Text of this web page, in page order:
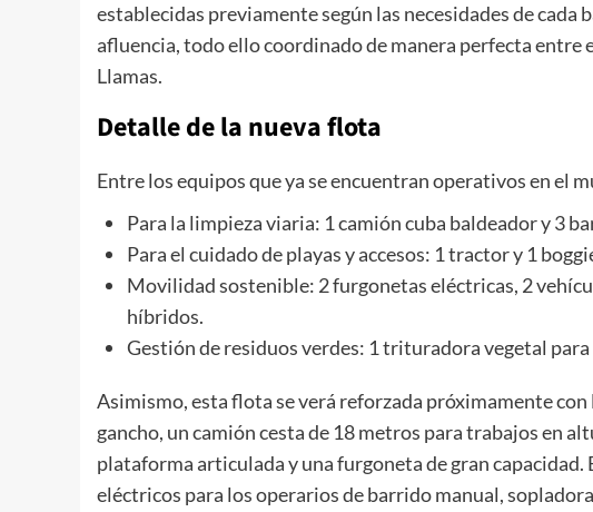
establecidas previamente según las necesidades de cada
afluencia, todo ello coordinado de manera perfecta entre
Llamas.
Detalle de la nueva flota
Entre los equipos que ya se encuentran operativos en el
Para la limpieza viaria: 1 camión cuba baldeador y 3
Para el cuidado de playas y accesos: 1 tractor y 1
Movilidad sostenible: 2 furgonetas eléctricas, 2
híbridos.
Gestión de residuos verdes: 1 trituradora vegetal
Asimismo, esta flota se verá reforzada próximamente
gancho, un camión cesta de 18 metros para trabajos en
plataforma articulada y una furgoneta de gran capacidad.
eléctricos para los operarios de barrido manual,